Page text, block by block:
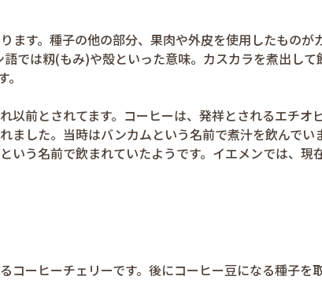
ます。種子の他の部分、果肉や外皮を使用したものが
では籾(もみ)や殻といった意味。カスカラを煮出して
以前とされてます。コーヒーは、発祥とされるエチオ
ました。当時はバンカムという名前で煮汁を飲んでい
いう名前で飲まれていたようです。イエメンでは、現
コーヒーチェリーです。後にコーヒー豆になる種子を